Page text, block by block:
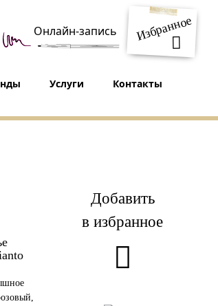
Избранное
Онлайн-запись
Услуги Контакты
Добавить
в избранное